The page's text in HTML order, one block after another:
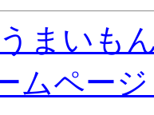
まいも
ムペー